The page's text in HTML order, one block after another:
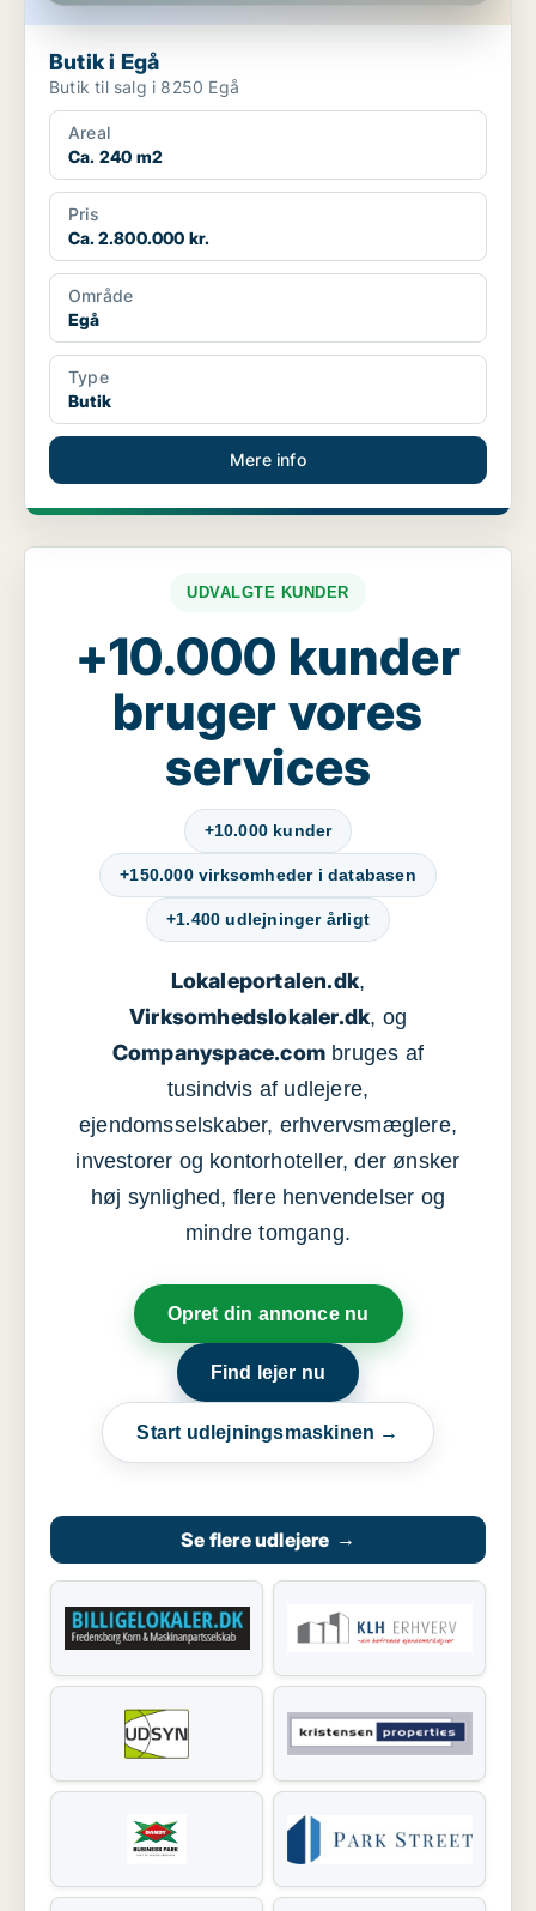
Butik i Egå
Butik til salg i 8250 Egå
Areal
Ca. 240 m2
Pris
Ca. 2.800.000 kr.
Område
Egå
Type
Butik
Mere info
UDVALGTE KUNDER
+10.000 kunder
bruger vores
services
+10.000 kunder
+150.000 virksomheder i databasen
+1.400 udlejninger årligt
Lokaleportalen.dk,
Virksomhedslokaler.dk, og
Companyspace.com bruges af
tusindvis af udlejere,
ejendomsselskaber, erhvervsmæglere,
investorer og kontorhoteller, der ønsker
høj synlighed, flere henvendelser og
mindre tomgang.
Opret din annonce nu
Find lejer nu
Start udlejningsmaskinen →
Se flere udlejere →